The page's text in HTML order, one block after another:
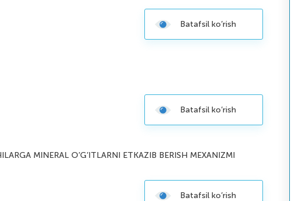
Batafsil ko’rish
Batafsil ko’rish
MINERAL O’G’ITLARNI ETKAZIB BERISH MEXANIZMI
Batafsil ko’rish